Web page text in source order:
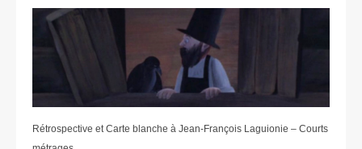
Rétrospective et Carte blanche à Jean-François Laguionie – Courts